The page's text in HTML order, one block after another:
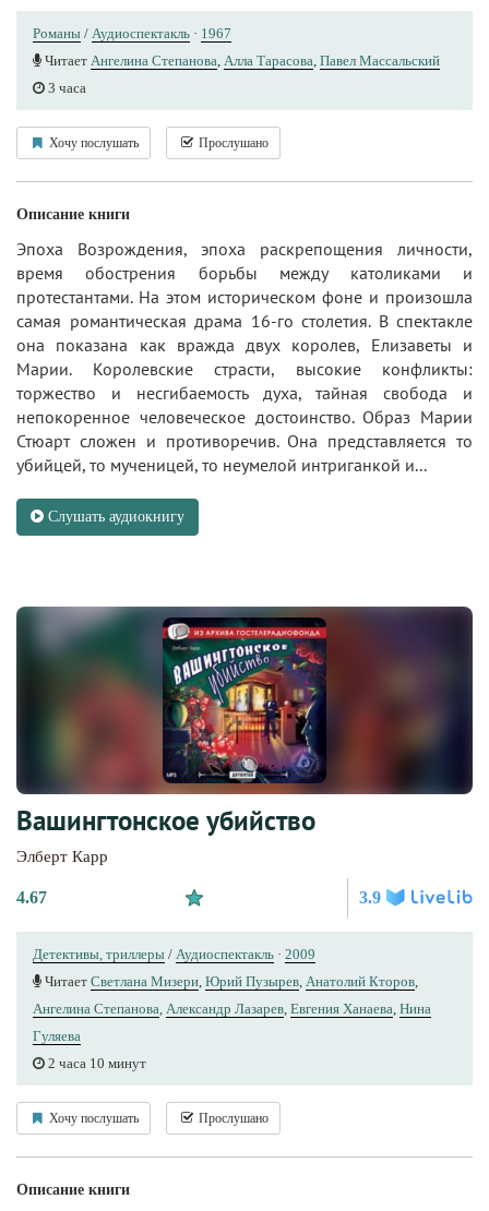
Романы / Аудиоспектакль · 1967
Читает Ангелина Степанова Алла Тарасова Павел Массальский
3 часа
Хочу послушать Прослушано
Описание книги
Эпоха Возрождения, эпоха раскрепощения личности,
время обострения борьбы между католиками и
протестантами. На этом историческом фоне и произошла
самая романтическая драма 16-го столетия. В спектакле
она показана как вражда двух королев, Елизаветы и
Марии. Королевские страсти, высокие конфликты:
торжество и несгибаемость духа, тайная свобода и
непокоренное человеческое достоинство. Образ Марии
Стюарт сложен и противоречив. Она представляется то
убийцей, то мученицей, то неумелой интриганкой и...
Слушать аудиокнигу
Вашингтонское убийство
Элберт Карр
4.67 3.9
Детективы, триллеры / Аудиоспектакль · 2009
Читает Светлана Мизери Юрий Пузырев Анатолий Кторов
Ангелина Степанова Александр Лазарев Евгения Ханаева Нина
Гуляева
2 часа 10 минут
Хочу послушать Прослушано
Описание книги